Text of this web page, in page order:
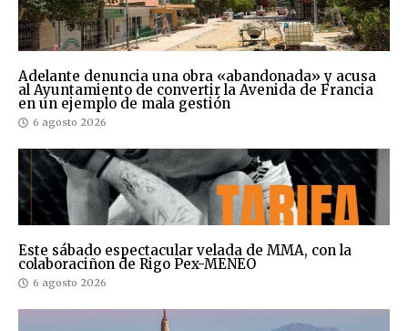
Adelante denuncia una obra «abandonada» y acusa
al Ayuntamiento de convertir la Avenida de Francia
en un ejemplo de mala gestión
6 agosto 2026
Este sábado espectacular velada de MMA, con la
colaboraciñon de Rigo Pex-MENEO
6 agosto 2026